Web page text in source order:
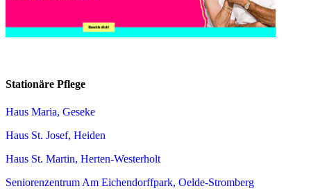
Stationäre Pflege
Haus Maria, Geseke
Haus St. Josef, Heiden
Haus St. Martin, Herten-Westerholt
Seniorenzentrum Am Eichendorffpark, Oelde-Stromberg